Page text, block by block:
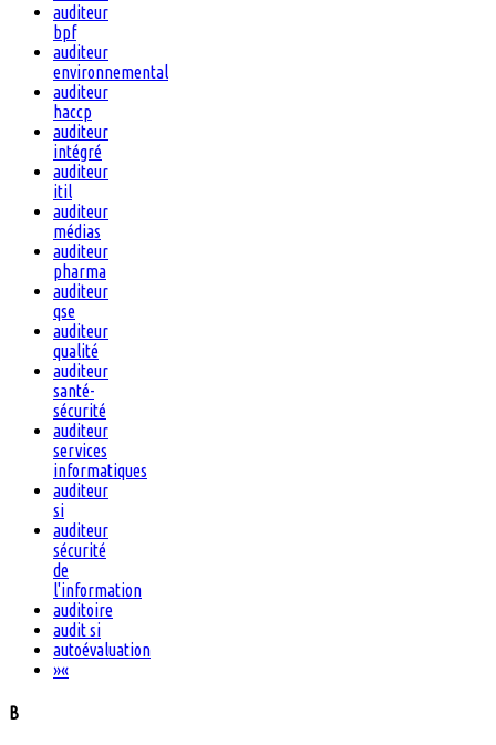
auditeur
bpf
auditeur
environnemental
auditeur
haccp
auditeur
intégré
auditeur
itil
auditeur
médias
auditeur
pharma
auditeur
qse
auditeur
qualité
auditeur
santé-
sécurité
auditeur
services
informatiques
auditeur
si
auditeur
sécurité
de
l'information
auditoire
audit si
autoévaluation
»«
B